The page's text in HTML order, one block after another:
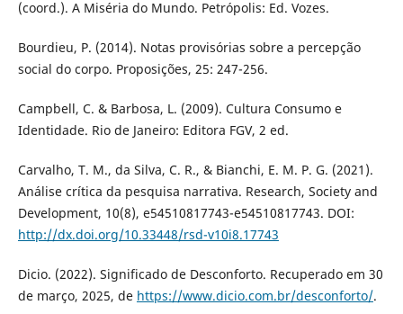
(coord.). A Miséria do Mundo. Petrópolis: Ed. Vozes.
Bourdieu, P. (2014). Notas provisórias sobre a percepção
social do corpo. Proposições, 25: 247-256.
Campbell, C. & Barbosa, L. (2009). Cultura Consumo e
Identidade. Rio de Janeiro: Editora FGV, 2 ed.
Carvalho, T. M., da Silva, C. R., & Bianchi, E. M. P. G. (2021).
Análise crítica da pesquisa narrativa. Research, Society and
Development, 10(8), e54510817743-e54510817743. DOI:
http://dx.doi.org/10.33448/rsd-v10i8.17743
Dicio. (2022). Significado de Desconforto. Recuperado em 30
de março, 2025, de https://www.dicio.com.br/desconforto/.